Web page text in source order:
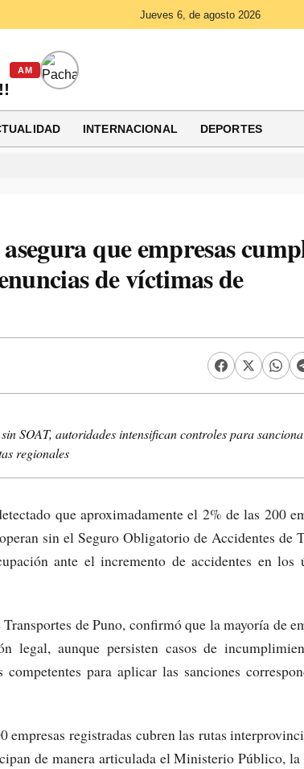
Jueves 6, de agosto 2026
AM
INTERNACIONAL DEPORTES
que empresas
de víctimas de
SOAT, autoridades intensifican controles para
regionales
que aproximadamente el 2% de las 200
sin el Seguro Obligatorio de Accidentes de
ante el incremento de accidentes en los
de Puno, confirmó que la mayoría de
legal, aunque persisten casos de
para aplicar las sanciones
registradas cubren las rutas
de manera articulada el Ministerio Público,